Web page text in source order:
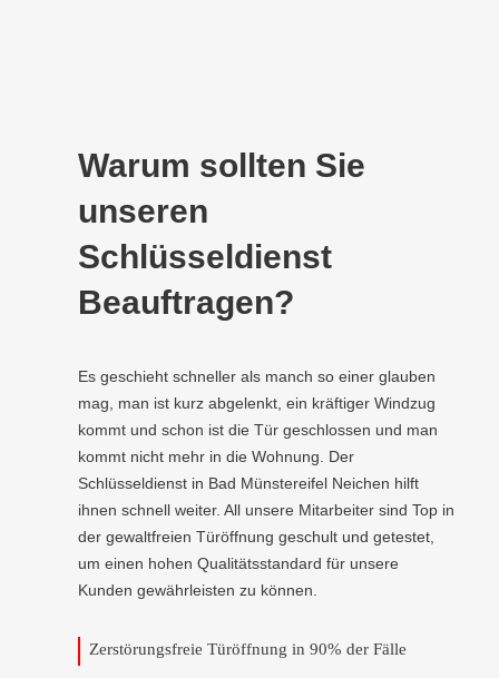
Warum sollten Sie
unseren
Schlüsseldienst
Beauftragen?
Es geschieht schneller als manch so einer glauben
mag, man ist kurz abgelenkt, ein kräftiger Windzug
kommt und schon ist die Tür geschlossen und man
kommt nicht mehr in die Wohnung. Der
Schlüsseldienst in Bad Münstereifel Neichen hilft
ihnen schnell weiter. All unsere Mitarbeiter sind Top in
der gewaltfreien Türöffnung geschult und getestet,
um einen hohen Qualitätsstandard für unsere
Kunden gewährleisten zu können.
Zerstörungsfreie Türöffnung in 90% der Fälle